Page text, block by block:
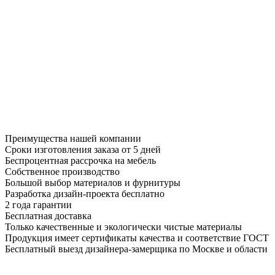
Преимущества нашей компании
Сроки изготовления заказа от 5 дней
Беспроцентная рассрочка на мебель
Собственное производство
Большой выбор материалов и фурнитуры
Разработка дизайн-проекта бесплатно
2 года гарантии
Бесплатная доставка
Только качественные и экологически чистые материалы
Продукция имеет сертификаты качества и соответствие ГОСТ
Бесплатный выезд дизайнера-замерщика по Москве и области